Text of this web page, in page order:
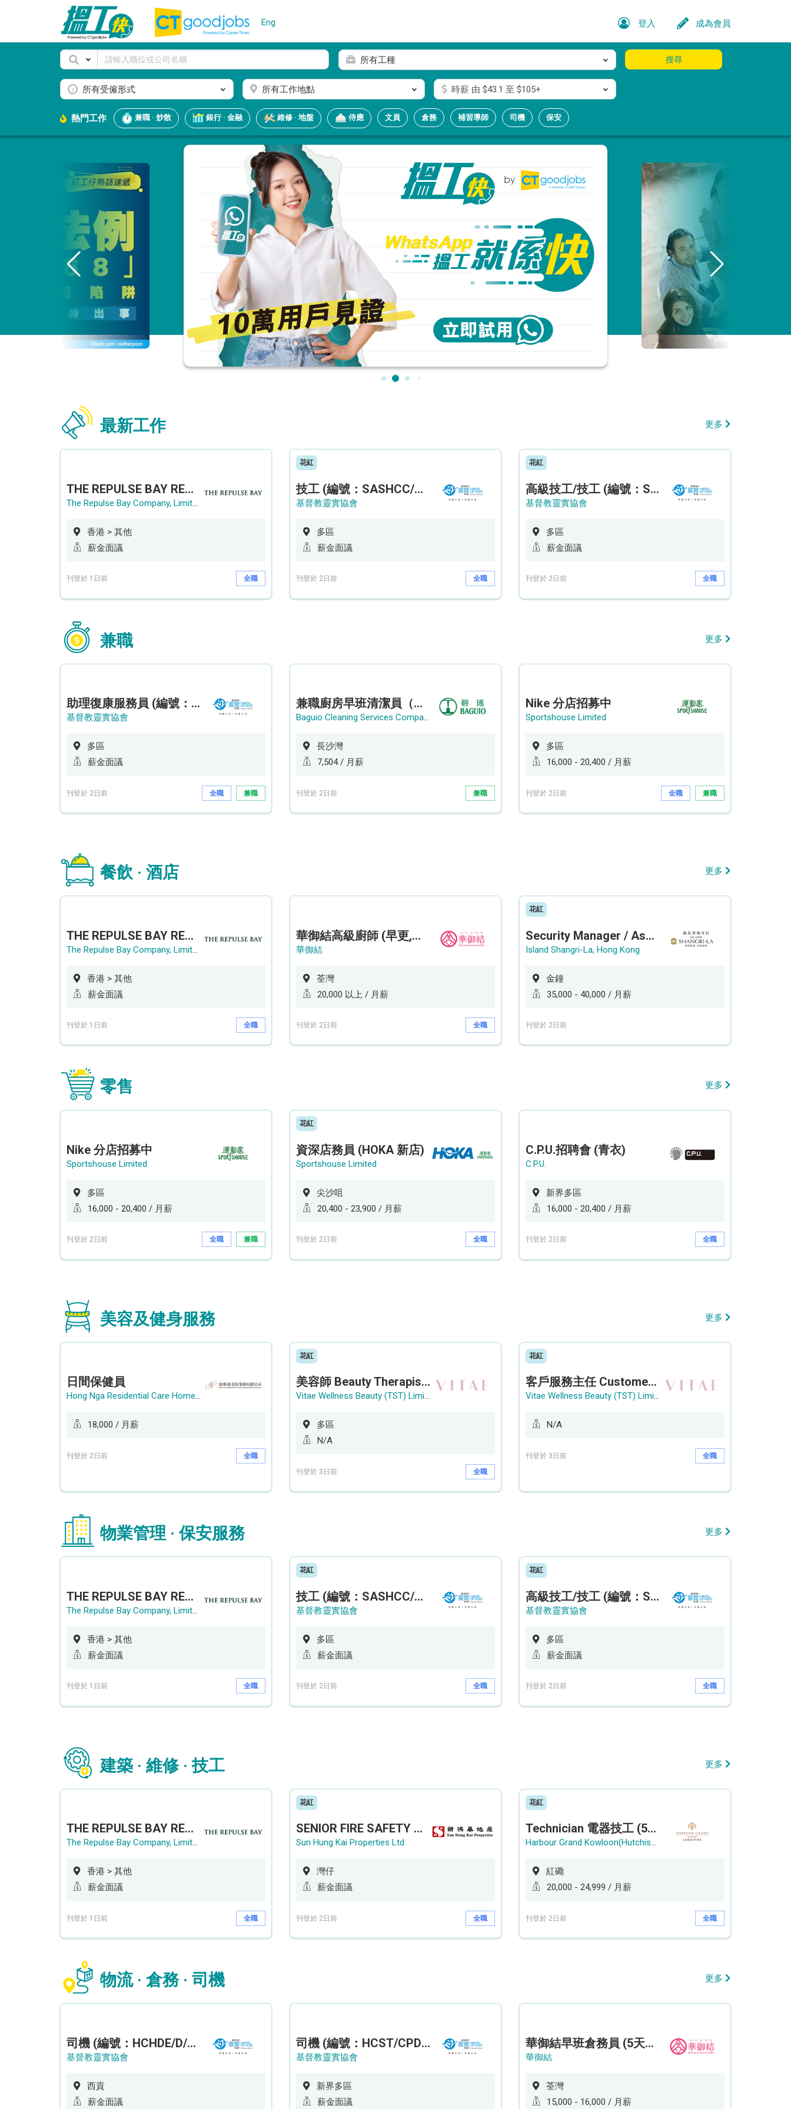
Eng 登入 成為會員
所有工種
所有受僱形式 所有工作地點 時薪由 $43.1 至 $105+
搜尋
熱門工作 兼職 · 炒散 銀行 · 金融 維修 · 地盤 侍應 文員 倉務 補習導師 司機 保安
最新工作 更多
THE REPULSE BAY RECRUITMENT DAY 淺水灣影灣園人才招聘會
The Repulse Bay Company, Limited
香港 > 其他
薪金面議
刊登於 1日前 全職
花紅
技工 (編號：SASHCC/A/CTE)
基督教靈實協會
多區
薪金面議
刊登於 2日前 全職
花紅
高級技工/技工 (編號：SSO/FM/A/CTE)
基督教靈實協會
多區
薪金面議
刊登於 2日前 全職
兼職 更多
助理復康服務員 (編號：RSD/ARSW/CTE)
基督教靈實協會
多區
薪金面議
刊登於 2日前 全職 兼職
兼職廚房早班清潔員（長沙灣）
Baguio Cleaning Services Company Limited
長沙灣
7,504 / 月薪
刊登於 2日前 兼職
Nike 分店招募中
Sportshouse Limited
多區
16,000 - 20,400 / 月薪
刊登於 2日前 全職 兼職
餐飲 · 酒店 更多
THE REPULSE BAY RECRUITMENT DAY 淺水灣影灣園人才招聘會
The Repulse Bay Company, Limited
香港 > 其他
薪金面議
刊登於 1日前 全職
華御結高級廚師 (早更,中央廚房)*底薪可達20k* (5天工作週)
華御結
荃灣
20,000 以上 / 月薪
刊登於 2日前 全職
花紅
Security Manager / Assistant Security Manager
Island Shangri-La, Hong Kong
金鐘
35,000 - 40,000 / 月薪
刊登於 2日前
零售 更多
Nike 分店招募中
Sportshouse Limited
多區
16,000 - 20,400 / 月薪
刊登於 2日前 全職 兼職
花紅
資深店務員 (HOKA 新店)
Sportshouse Limited
尖沙咀
20,400 - 23,900 / 月薪
刊登於 2日前 全職
C.P.U.招聘會 (青衣)
C.P.U.
新界多區
16,000 - 20,400 / 月薪
刊登於 2日前 全職
美容及健身服務 更多
日間保健員
Hong Nga Residential Care Home Group Limited
18,000 / 月薪
刊登於 2日前 全職
花紅
美容師 Beauty Therapist (銅鑼灣 / 尖沙咀)
Vitae Wellness Beauty (TST) Limited
多區
N/A
刊登於 3日前 全職
花紅
客戶服務主任 Customer Service Officer (銅鑼灣)
Vitae Wellness Beauty (TST) Limited
N/A
刊登於 3日前 全職
物業管理 · 保安服務 更多
THE REPULSE BAY RECRUITMENT DAY 淺水灣影灣園人才招聘會
The Repulse Bay Company, Limited
香港 > 其他
薪金面議
刊登於 1日前 全職
花紅
技工 (編號：SASHCC/A/CTE)
基督教靈實協會
多區
薪金面議
刊登於 2日前 全職
花紅
高級技工/技工 (編號：SSO/FM/A/CTE)
基督教靈實協會
多區
薪金面議
刊登於 2日前 全職
建築 · 維修 · 技工 更多
THE REPULSE BAY RECRUITMENT DAY 淺水灣影灣園人才招聘會
The Repulse Bay Company, Limited
香港 > 其他
薪金面議
刊登於 1日前 全職
花紅
SENIOR FIRE SAFETY OFFICER / FIRE SAFETY OFFICER
Sun Hung Kai Properties Ltd
灣仔
薪金面議
刊登於 2日前 全職
花紅
Technician 電器技工 (5-Day Work Week)
Harbour Grand Kowloon(Hutchison Hotel Hong Kong Limited)
紅磡
20,000 - 24,999 / 月薪
刊登於 2日前 全職
物流 · 倉務 · 司機 更多
司機 (編號：HCHDE/D/CTE)
基督教靈實協會
西貢
薪金面議
司機 (編號：HCST/CPD/CTE)
基督教靈實協會
新界多區
薪金面議
華御結早班倉務員 (5天工作週)
華御結
荃灣
15,000 - 16,000 / 月薪